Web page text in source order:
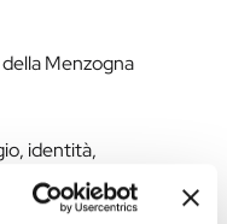
Menzogna
identità,
Hari a James Bond